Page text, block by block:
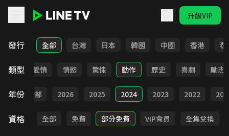
升級VIP
LINE TV - 電影
發行 全部 台灣 日本 韓國 中國 香港 泰
類型
全部 愛情 情慾 驚悚 動作 歷史 喜劇 勵志
年份 全部 2026 2025 2024 2023 2022
資格 全部 免費 部分免費 VIP會員 全集兌換